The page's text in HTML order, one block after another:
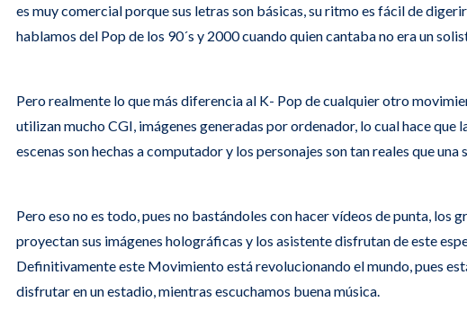
es muy comercial porque sus letras son básicas, su ritmo es fácil de
hablamos del Pop de los 90´s y 2000 cuando quien cantaba no era un
Pero realmente lo que más diferencia al K- Pop de cualquier otro
utilizan mucho CGI, imágenes generadas por ordenador, lo cual hace
escenas son hechas a computador y los personajes son tan reales que
Pero eso no es todo, pues no bastándoles con hacer vídeos de punta,
proyectan sus imágenes holográficas y los asistente disfrutan de este
Definitivamente este Movimiento está revolucionando el mundo, pues
disfrutar en un estadio, mientras escuchamos buena música.